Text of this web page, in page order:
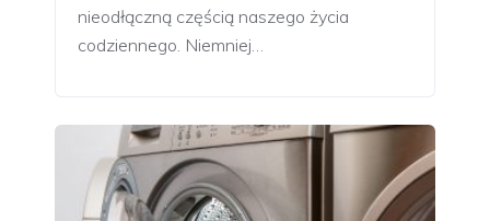
nieodłączną częścią naszego życia
codziennego. Niemniej…